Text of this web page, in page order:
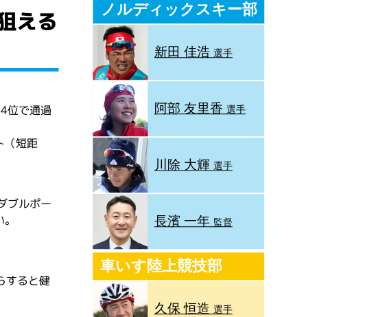
える
位で通過
（短距
ブルポー
すると健
ノルディックスキー部
新田 佳浩 選手
阿部 友里香 選手
川除 大輝 選手
長濱 一年 監督
車いす陸上競技部
久保 恒造 選手